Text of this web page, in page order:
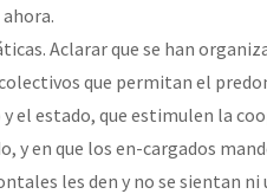
Aclarar que se han
que permitan el
el estado, que estimulen la
en que los en-cargados
les den y no se sientan